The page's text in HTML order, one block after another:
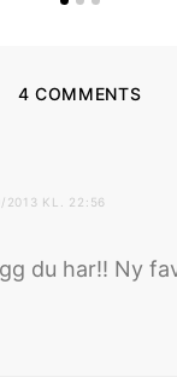
4 COMMENTS
2013 KL. 22:56
du har!! Ny